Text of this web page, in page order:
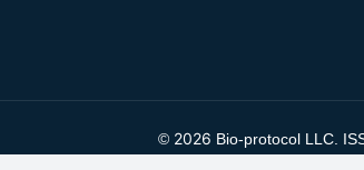
© 2026 Bio-protocol LLC.